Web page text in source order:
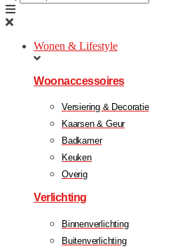
Wonen & Lifestyle
Woonaccessoires
Versiering & Decoratie
Kaarsen & Geur
Badkamer
Keuken
Overig
Verlichting
Binnenverlichting
Buitenverlichting